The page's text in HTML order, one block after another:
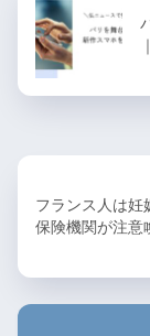
フランス人は妊
保険機関が注意